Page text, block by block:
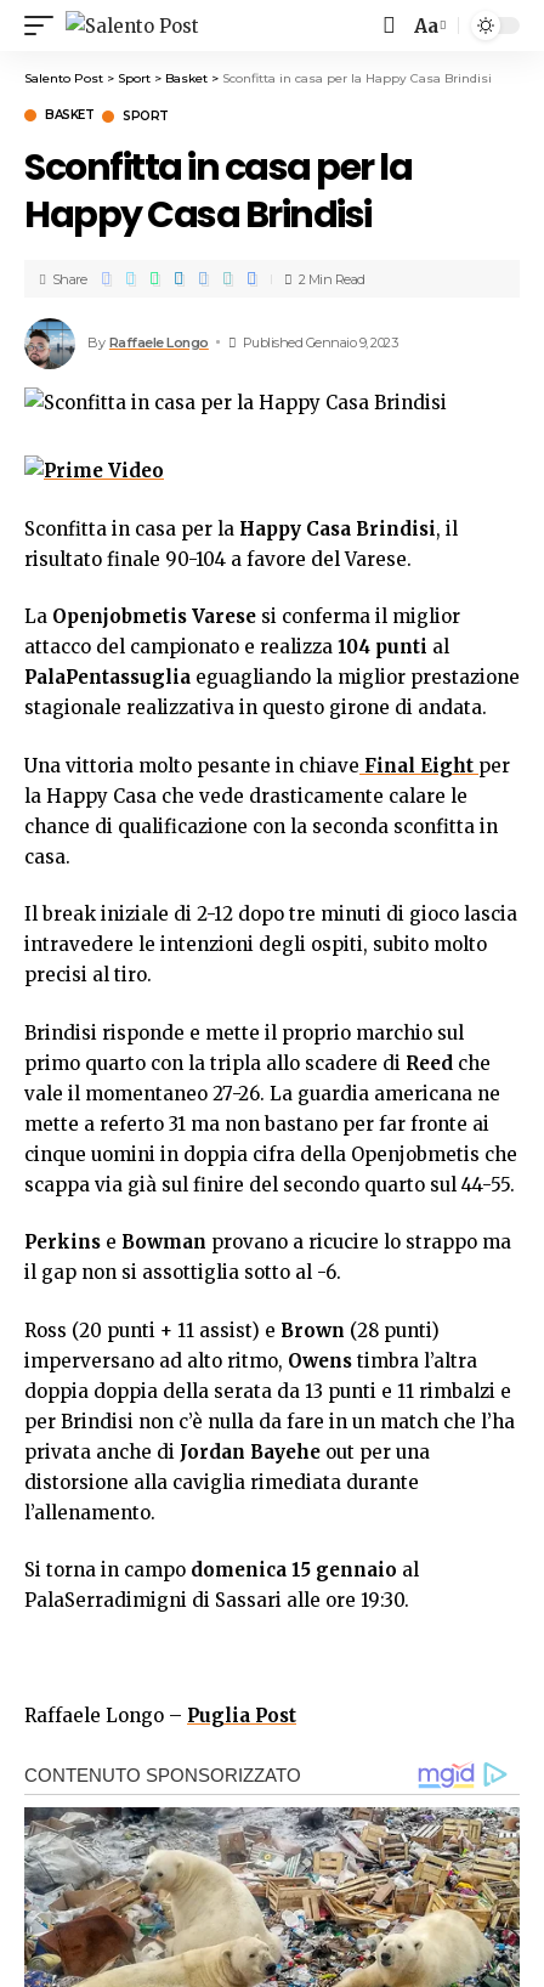
Aa
Salento Post > Sport > Basket > Sconfitta in casa per la Happy Casa Brindisi
BASKET SPORT
Sconfitta in casa per la
Happy Casa Brindisi
By Raffaele Longo Published Gennaio 9, 2023
Share 2 Min Read
Sconfitta in casa per la Happy Casa Brindisi, il
risultato finale 90-104 a favore del Varese.
La Openjobmetis Varese si conferma il miglior
attacco del campionato e realizza 104 punti al
PalaPentassuglia eguagliando la miglior prestazione
stagionale realizzativa in questo girone di andata.
Una vittoria molto pesante in chiave Final Eight per
la Happy Casa che vede drasticamente calare le
chance di qualificazione con la seconda sconfitta in
casa.
Il break iniziale di 2-12 dopo tre minuti di gioco lascia
intravedere le intenzioni degli ospiti, subito molto
precisi al tiro.
Brindisi risponde e mette il proprio marchio sul
primo quarto con la tripla allo scadere di Reed che
vale il momentaneo 27-26. La guardia americana ne
mette a referto 31 ma non bastano per far fronte ai
cinque uomini in doppia cifra della Openjobmetis che
scappa via già sul finire del secondo quarto sul 44-55.
Perkins e Bowman provano a ricucire lo strappo ma
il gap non si assottiglia sotto al -6.
Ross (20 punti + 11 assist) e Brown (28 punti)
imperversano ad alto ritmo, Owens timbra l’altra
doppia doppia della serata da 13 punti e 11 rimbalzi e
per Brindisi non c’è nulla da fare in un match che l’ha
privata anche di Jordan Bayehe out per una
distorsione alla caviglia rimediata durante
l’allenamento.
Si torna in campo domenica 15 gennaio al
PalaSerradimigni di Sassari alle ore 19:30.
Raffaele Longo – Puglia Post